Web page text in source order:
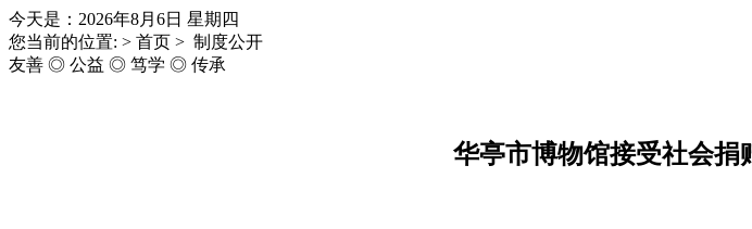
今天是：2026年8月6日 星期四
您当前的位置: > 首页 > 制度公开
友善 ◎ 公益 ◎ 笃学 ◎ 传承
华亭市博物馆接受社会捐